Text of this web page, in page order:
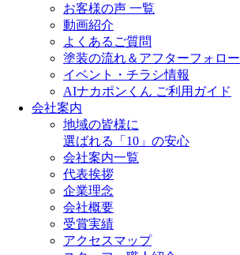
お客様の声 一覧
動画紹介
よくあるご質問
塗装の流れ＆アフターフォロー
イベント・チラシ情報
AIナカポンくん ご利用ガイド
会社案内
地域の皆様に
選ばれる「10」の安心
会社案内一覧
代表挨拶
企業理念
会社概要
受賞実績
アクセスマップ